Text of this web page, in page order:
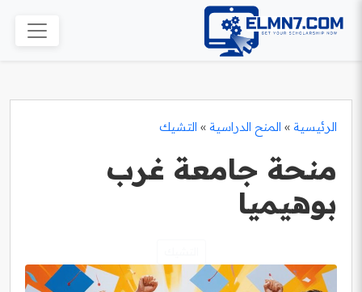
الرئيسية » المنح الدراسية » التشيك
منحة جامعة غرب
بوهيميا